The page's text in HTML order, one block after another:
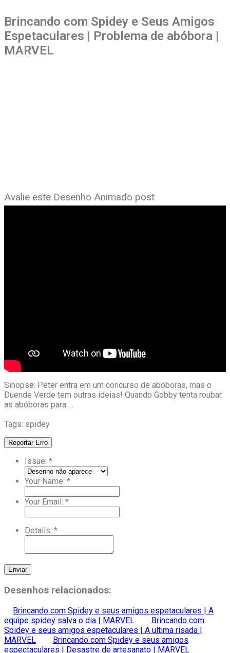
Brincando com Spidey e Seus Amigos
Espetaculares | Problema de abóbora |
MARVEL
Avalie este Desenho Animado post
Sinopse: Peter entra em um concurso de abóboras, mas o
Duende Verde tem outras ideias! Quando Gobby tenta roubar
as abóboras para …
Tags: spidey
Reportar Erro
Issue: *
Your Name: *
Your Email: *
Details: *
Enviar
Desenhos relacionados:
Brincando com Spidey e seus amigos espetaculares | A
equipe spidey salva o dia | MARVEL
Brincando com
Spidey e seus amigos espetaculares | A ultima risada |
MARVEL
Brincando com Spidey e seus amigos
espectaculares | Desastre de artesanato | MARVEL